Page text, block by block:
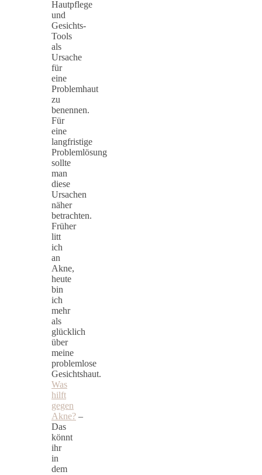
Hautpflege
und
Gesichts-
Tools
als
Ursache
für
eine
Problemhaut
zu
benennen.
Für
eine
langfristige
Problemlösung
sollte
man
diese
Ursachen
näher
betrachten.
Früher
litt
ich
an
Akne,
heute
bin
ich
mehr
als
glücklich
über
meine
problemlose
Gesichtshaut.
Was
hilft
gegen
Akne? –
Das
könnt
ihr
in
dem